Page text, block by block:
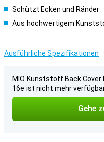
Schützt Ecken und Ränder
Aus hochwertigem
Ausführliche Spezifikationen
MIO Kunststoff Back
16e ist nicht mehr
Gehe